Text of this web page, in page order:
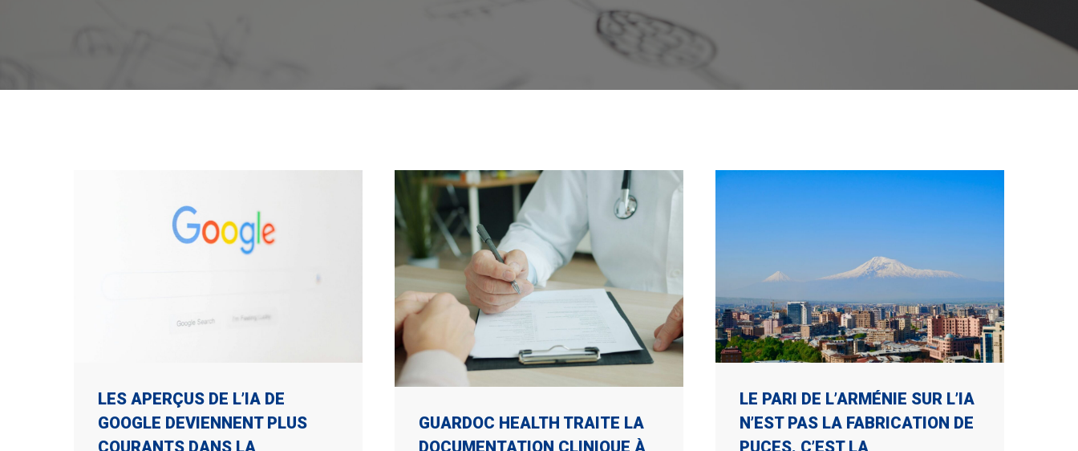
LES APERÇUS DE L’IA DE
GOOGLE DEVIENNENT PLUS
COURANTS DANS LA
GUARDOC HEALTH TRAITE LA
DOCUMENTATION CLINIQUE À
LE PARI DE L’ARMÉNIE SUR L’IA
N’EST PAS LA FABRICATION DE
PUCES. C’EST LA